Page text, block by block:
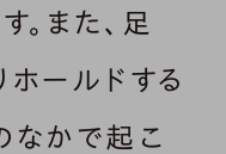
また、足
ホールドする
なかで起こ